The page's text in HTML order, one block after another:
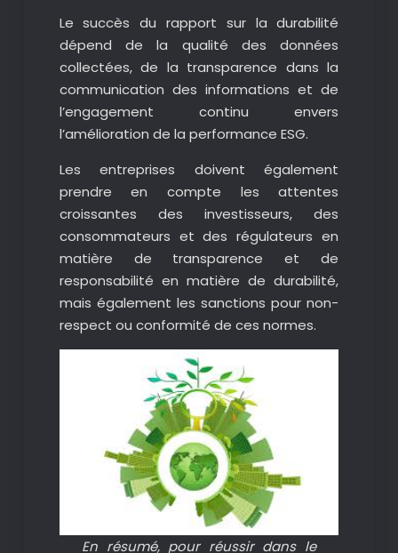
Le succès du rapport sur la durabilité
dépend de la qualité des données
collectées, de la transparence dans la
communication des informations et de
l’engagement continu envers
l’amélioration de la performance ESG.
Les entreprises doivent également
prendre en compte les attentes
croissantes des investisseurs, des
consommateurs et des régulateurs en
matière de transparence et de
responsabilité en matière de durabilité,
mais également les sanctions pour non-
respect ou conformité de ces normes.
En résumé, pour réussir dans le